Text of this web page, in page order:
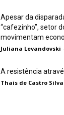
Apesar da
“cafezinho”, setor
movimentam
Juliana Levandovski
A resistência
Thais de Castro Silva